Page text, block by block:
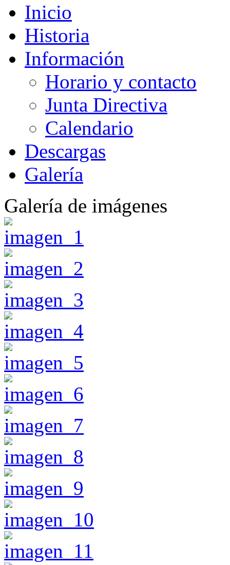
Inicio
Historia
Información
Horario y contacto
Junta Directiva
Calendario
Descargas
Galería
Galería de imágenes